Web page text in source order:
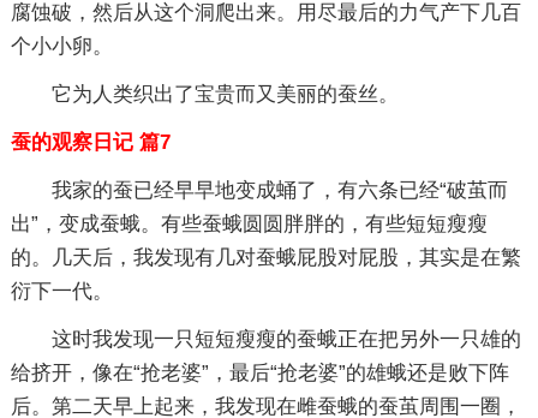
腐蚀破，然后从这个洞爬出来。用尽最后的力气产下几百
个小小卵。
它为人类织出了宝贵而又美丽的蚕丝。
蚕的观察日记 篇7
我家的蚕已经早早地变成蛹了，有六条已经“破茧而
出”，变成蚕蛾。有些蚕蛾圆圆胖胖的，有些短短瘦瘦
的。几天后，我发现有几对蚕蛾屁股对屁股，其实是在繁
衍下一代。
这时我发现一只短短瘦瘦的蚕蛾正在把另外一只雄的
给挤开，像在“抢老婆”，最后“抢老婆”的雄蛾还是败下阵
后。第二天早上起来，我发现在雌蚕蛾的蚕茧周围一圈，